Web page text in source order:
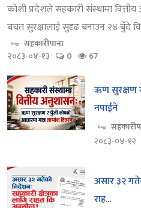
कोशी प्रदेशले सहकारी संस्थामा
बचत सुरक्षालाई सुदृढ बनाउन २४ बुँदे
सहकारीपाना
२०८३-०४-१३
0 67
ऋण सुरक्षण
नपाईने
२०८३-०४-१२
असार ३२
राह...